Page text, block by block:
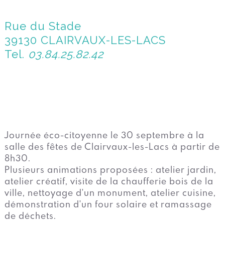
Rue du Stade
39130 CLAIRVAUX-LES-LACS
Tel. 03.84.25.82.42
Journée éco-citoyenne le 30 septembre à la
salle des fêtes de Clairvaux-les-Lacs à partir de
8h30.
Plusieurs animations proposées : atelier jardin,
atelier créatif, visite de la chaufferie bois de la
ville, nettoyage d'un monument, atelier cuisine,
démonstration d'un four solaire et ramassage
de déchets.